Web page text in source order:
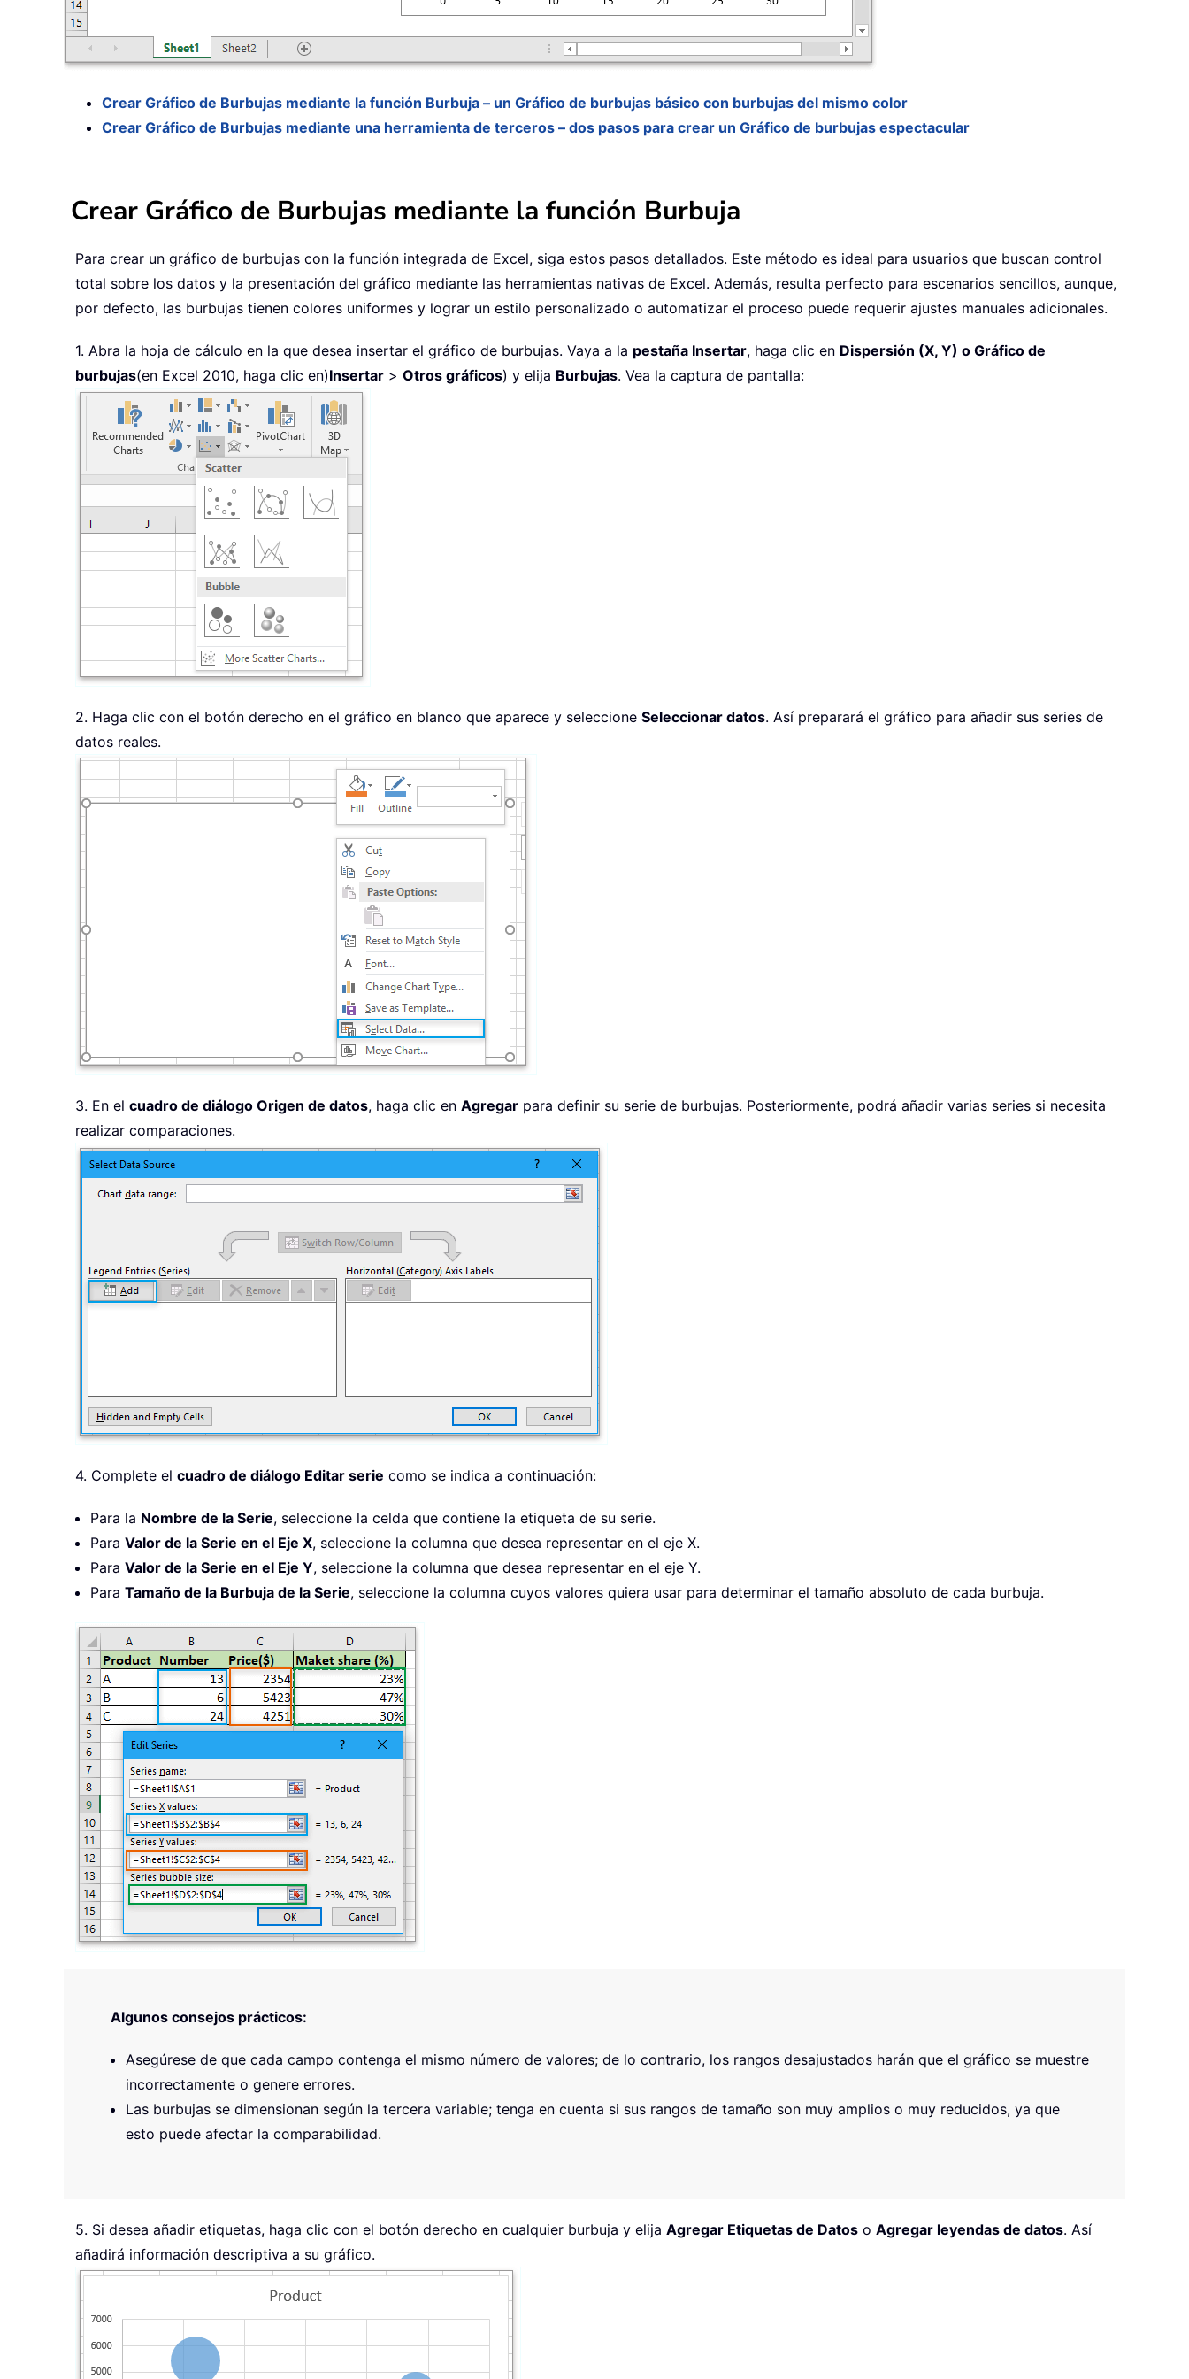
Crear Gráfico de Burbujas mediante la función Burbuja – un Gráfico de burbujas básico con burbujas del mismo color
Crear Gráfico de Burbujas mediante una herramienta de terceros – dos pasos para crear un Gráfico de burbujas espectacular
Crear Gráfico de Burbujas mediante la función Burbuja
Para crear un gráfico de burbujas con la función integrada de Excel, siga estos pasos detallados. Este método es ideal para usuarios que buscan control
total sobre los datos y la presentación del gráfico mediante las herramientas nativas de Excel. Además, resulta perfecto para escenarios sencillos, aunque,
por defecto, las burbujas tienen colores uniformes y lograr un estilo personalizado o automatizar el proceso puede requerir ajustes manuales adicionales.
1. Abra la hoja de cálculo en la que desea insertar el gráfico de burbujas. Vaya a la pestaña Insertar, haga clic en Dispersión (X, Y) o Gráfico de
burbujas(en Excel 2010, haga clic en)Insertar > Otros gráficos) y elija Burbujas. Vea la captura de pantalla:
2. Haga clic con el botón derecho en el gráfico en blanco que aparece y seleccione Seleccionar datos. Así preparará el gráfico para añadir sus series de
datos reales.
3. En el cuadro de diálogo Origen de datos, haga clic en Agregar para definir su serie de burbujas. Posteriormente, podrá añadir varias series si necesita
realizar comparaciones.
4. Complete el cuadro de diálogo Editar serie como se indica a continuación:
Para la Nombre de la Serie, seleccione la celda que contiene la etiqueta de su serie.
Para Valor de la Serie en el Eje X, seleccione la columna que desea representar en el eje X.
Para Valor de la Serie en el Eje Y, seleccione la columna que desea representar en el eje Y.
Para Tamaño de la Burbuja de la Serie, seleccione la columna cuyos valores quiera usar para determinar el tamaño absoluto de cada burbuja.
Algunos consejos prácticos:
Asegúrese de que cada campo contenga el mismo número de valores; de lo contrario, los rangos desajustados harán que el gráfico se muestre
incorrectamente o genere errores.
Las burbujas se dimensionan según la tercera variable; tenga en cuenta si sus rangos de tamaño son muy amplios o muy reducidos, ya que
esto puede afectar la comparabilidad.
5. Si desea añadir etiquetas, haga clic con el botón derecho en cualquier burbuja y elija Agregar Etiquetas de Datos o Agregar leyendas de datos. Así
añadirá información descriptiva a su gráfico.